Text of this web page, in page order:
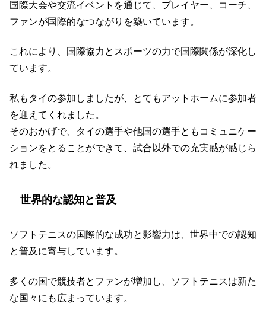
国際大会や交流イベントを通じて、プレイヤー、コーチ、
ファンが国際的なつながりを築いています。
これにより、国際協力とスポーツの力で国際関係が深化し
ています。
私もタイの参加しましたが、とてもアットホームに参加者
を迎えてくれました。
そのおかげで、タイの選手や他国の選手ともコミュニケー
ションをとることができて、試合以外での充実感が感じら
れました。
世界的な認知と普及
ソフトテニスの国際的な成功と影響力は、世界中での認知
と普及に寄与しています。
多くの国で競技者とファンが増加し、ソフトテニスは新た
な国々にも広まっています。